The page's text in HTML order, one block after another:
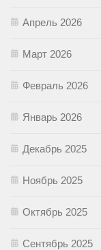
Апрель 2026
Март 2026
Февраль 2026
Январь 2026
Декабрь 2025
Ноябрь 2025
Октябрь 2025
Сентябрь 2025